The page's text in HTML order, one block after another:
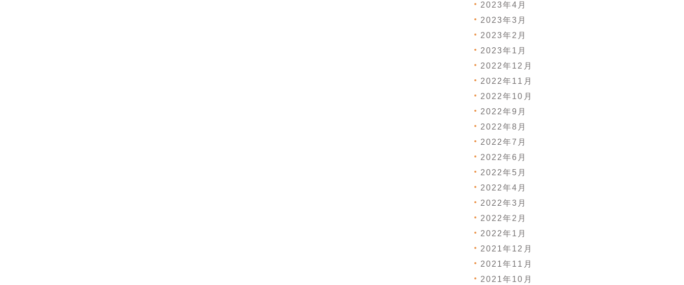
2023年4月
2023年3月
2023年2月
2023年1月
2022年12月
2022年11月
2022年10月
2022年9月
2022年8月
2022年7月
2022年6月
2022年5月
2022年4月
2022年3月
2022年2月
2022年1月
2021年12月
2021年11月
2021年10月